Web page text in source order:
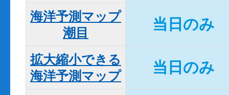
海洋予測マップ
潮目
当日のみ
拡大縮小できる
海洋予測マップ
当日のみ